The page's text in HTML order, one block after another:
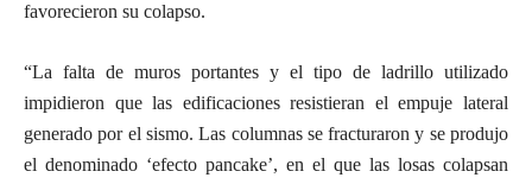
favorecieron su colapso.
“La falta de muros portantes y el tipo de ladrillo utilizado
impidieron que las edificaciones resistieran el empuje lateral
generado por el sismo. Las columnas se fracturaron y se produjo
el denominado ‘efecto pancake’, en el que las losas colapsan